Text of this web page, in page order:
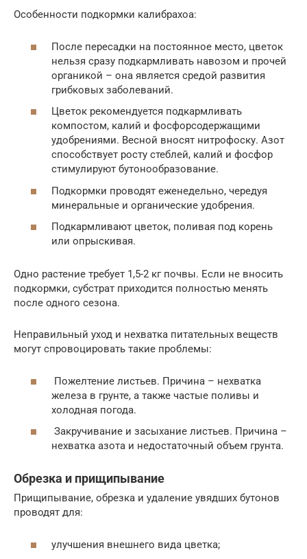
Особенности подкормки калибрахоа:
После пересадки на постоянное место, цветок
нельзя сразу подкармливать навозом и прочей
органикой – она является средой развития
грибковых заболеваний.
Цветок рекомендуется подкармливать
компостом, калий и фосфорсодержащими
удобрениями. Весной вносят нитрофоску. Азот
способствует росту стеблей, калий и фосфор
стимулируют бутонообразование.
Подкормки проводят еженедельно, чередуя
минеральные и органические удобрения.
Подкармливают цветок, поливая под корень
или опрыскивая.
Одно растение требует 1,5-2 кг почвы. Если не вносить
подкормки, субстрат приходится полностью менять
после одного сезона.
Неправильный уход и нехватка питательных веществ
могут спровоцировать такие проблемы:
Пожелтение листьев. Причина – нехватка
железа в грунте, а также частые поливы и
холодная погода.
Закручивание и засыхание листьев. Причина –
нехватка азота и недостаточный объем грунта.
Обрезка и прищипывание
Прищипывание, обрезка и удаление увядших бутонов
проводят для:
улучшения внешнего вида цветка;